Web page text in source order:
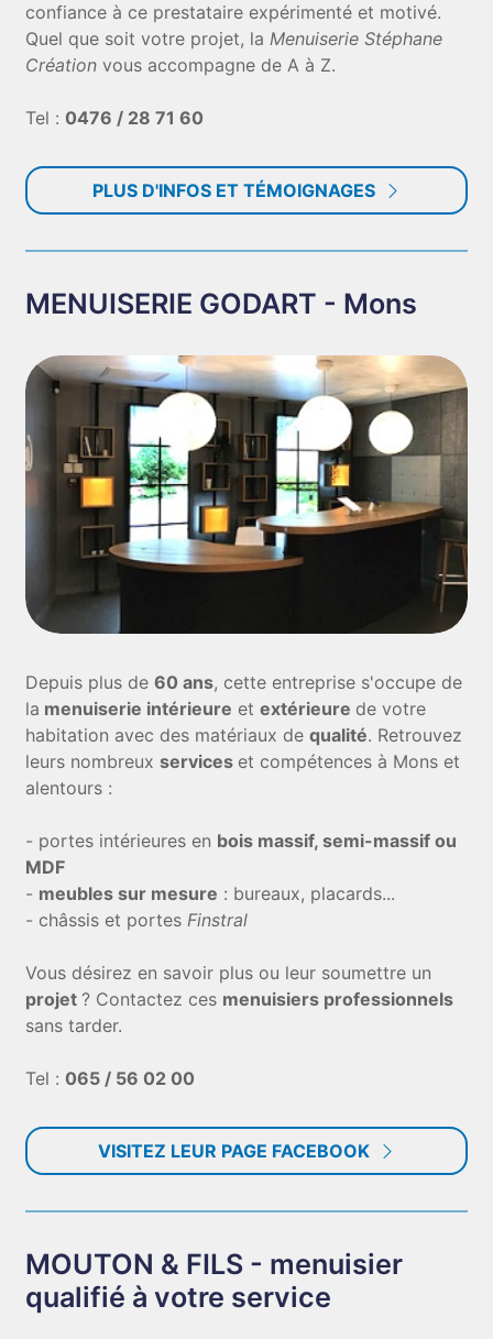
confiance à ce prestataire expérimenté et motivé.
Quel que soit votre projet, laMenuiserie Stéphane
Créationvous accompagne de A à Z.
Tel : 0476 / 28 71 60
PLUS D'INFOS ET TÉMOIGNAGES
MENUISERIE GODART - Mons
Depuis plus de60 ans, cette entreprise s'occupe de
la menuiserie intérieure etextérieure de votre
habitation avec des matériaux dequalité. Retrouvez
leurs nombreuxservices et compétences à Mons et
alentours :
- portes intérieures en bois massif, semi-massif ou
MDF
- meubles sur mesure : bureaux, placards...
- châssis et portesFinstral
Vous désirez en savoir plus ou leur soumettre un
projet? Contactez ces menuisiers professionnels
sans tarder.
Tel : 065 / 56 02 00
VISITEZ LEUR PAGE FACEBOOK
MOUTON & FILS - menuisier
qualifié à votre service